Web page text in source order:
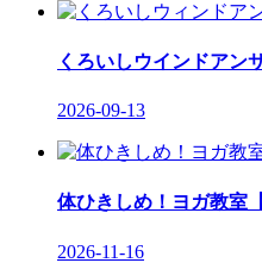
くろいしウインドアン
2026-09-13
体ひきしめ！ヨガ教室
2026-11-16